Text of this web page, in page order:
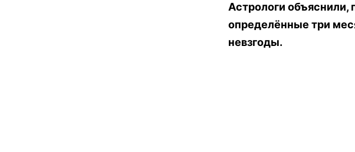
Астрологи
определённые три
невзгоды.